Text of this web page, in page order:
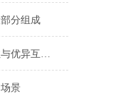
分组成
拉力传感器：高可靠性与优异互换性的技术解析
景